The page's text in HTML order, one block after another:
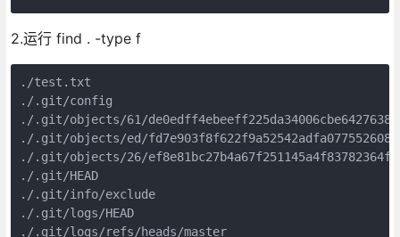
2.运行 find . -type f
./test.txt
./.git/config
./.git/objects/61/
./.git/objects/ed/
./.git/objects/26/
./.git/HEAD
./.git/info/exclude
./.git/logs/HEAD
./.git/logs/refs/heads/master